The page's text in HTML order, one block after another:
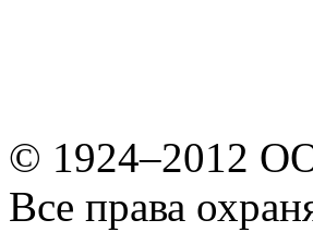
© 1924–2012
Все права